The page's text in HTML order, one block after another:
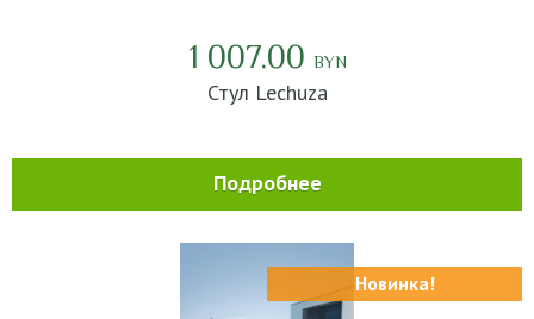
1 007.00 BYN
Стул Lechuza
Подробнее
Новинка!